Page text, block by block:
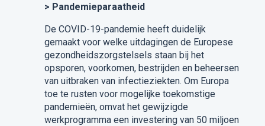
> Pandemieparaatheid
De COVID-19-pandemie heeft duidelijk
gemaakt voor welke uitdagingen de Europese
gezondheidszorgstelsels staan bij het
opsporen, voorkomen, bestrijden en beheersen
van uitbraken van infectieziekten. Om Europa
toe te rusten voor mogelijke toekomstige
pandemieën, omvat het gewijzigde
werkprogramma een investering van 50 miljoen